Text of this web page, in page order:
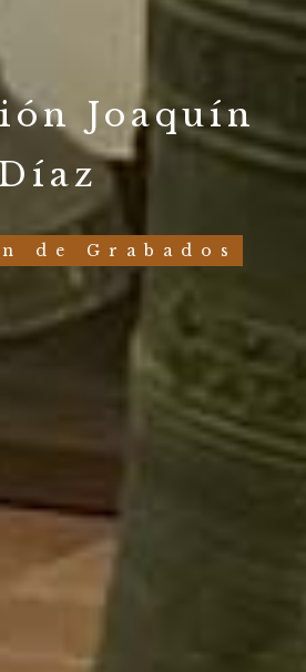
Joaquín
de Grabados